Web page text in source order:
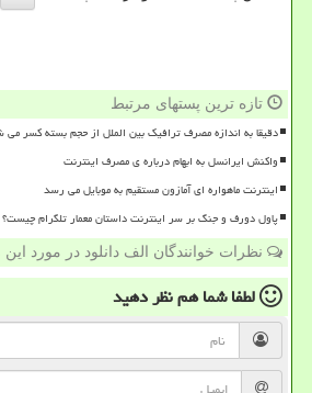
تازه ترین پستهای مرتبط
دقیقا به اندازه مصرف ترافیک بین الملل از حجم بسته کسر
واکنش ایرانسل به ابهام درباره ی مصرف اینترنت
اینترنت ماهواره ای آمازون مستقیم به موبایل می رسد
پاول دورف و جنگ بر سر اینترنت داستان معمار تلگرام چیست؟
نظرات خوانندگان الف دانلود در مورد
لطفا شما همنظر دهید